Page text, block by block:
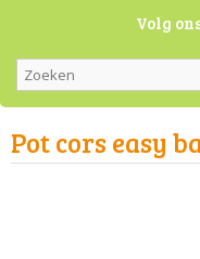
Volg
Pot cors easy